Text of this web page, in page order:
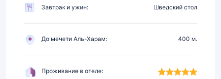
Завтрак и ужин: Шведский стол
До мечети Аль-Харам: 400 м.
Проживание в отеле: